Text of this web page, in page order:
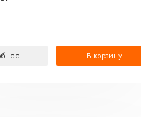
В корзину